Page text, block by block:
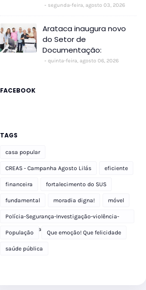
segunda-feira, agosto 03, 2026
Arataca inaugura novo
do Setor de
Documentação:
quinta-feira, agosto 06, 2026
FACEBOOK
TAGS
casa popular
CREAS - Campanha Agosto Lilás eficiente
financeira fortalecimento do SUS
fundamental moradia digna! móvel
Polícia-Segurança-Investigação-violência-
Polícia Militar-delegacia
População Que emoção! Que felicidade
saúde pública